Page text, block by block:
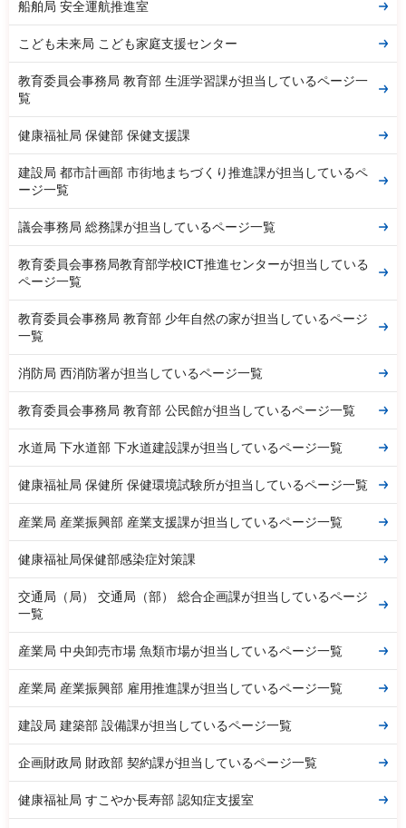
船舶局 安全運航推進室
こども未来局 こども家庭支援センター
教育委員会事務局 教育部 生涯学習課が担当しているページ一
覧
健康福祉局 保健部 保健支援課
建設局 都市計画部 市街地まちづくり推進課が担当しているペ
ージ一覧
議会事務局 総務課が担当しているページ一覧
教育委員会事務局教育部学校ICT推進センターが担当している
ページ一覧
教育委員会事務局 教育部 少年自然の家が担当しているページ
一覧
消防局 西消防署が担当しているページ一覧
教育委員会事務局 教育部 公民館が担当しているページ一覧
水道局 下水道部 下水道建設課が担当しているページ一覧
健康福祉局 保健所 保健環境試験所が担当しているページ一覧
産業局 産業振興部 産業支援課が担当しているページ一覧
健康福祉局保健部感染症対策課
交通局（局） 交通局（部） 総合企画課が担当しているページ
一覧
産業局 中央卸売市場 魚類市場が担当しているページ一覧
産業局 産業振興部 雇用推進課が担当しているページ一覧
建設局 建築部 設備課が担当しているページ一覧
企画財政局 財政部 契約課が担当しているページ一覧
健康福祉局 すこやか長寿部 認知症支援室